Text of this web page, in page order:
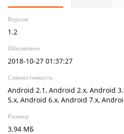
Версия
1.2
Обновлено
2018-10-27 01:37:27
Совместимость
Android 2.1, Android 2.x, Android
5.x, Android 6.x, Android 7.x,
Размер
3.94 МБ